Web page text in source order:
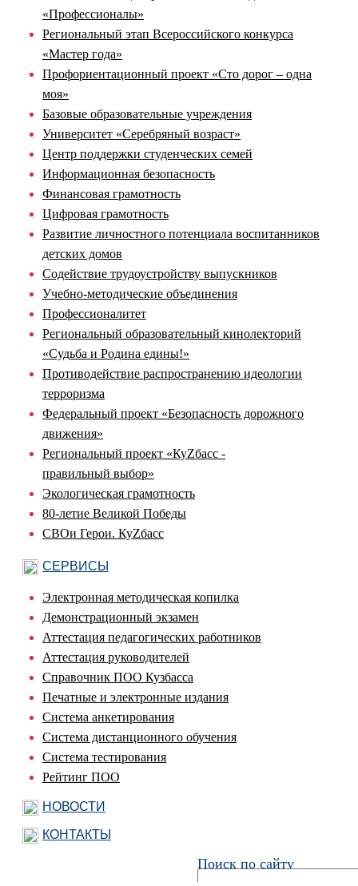
Поиск по сайту
«Профессионалы»
Региональный этап Всероссийского конкурса
«Мастер года»
Профориентационный проект «Сто дорог – одна
моя»
Базовые образовательные учреждения
Университет «Серебряный возраст»
Центр поддержки студенческих семей
Информационная безопасность
Финансовая грамотность
Цифровая грамотность
Развитие личностного потенциала воспитанников
детских домов
Содействие трудоустройству выпускников
Учебно-методические объединения
Профессионалитет
Региональный образовательный кинолекторий
«Судьба и Родина едины!»
Противодействие распространению идеологии
терроризма
Федеральный проект «Безопасность дорожного
движения»
Региональный проект «КуZбасс -
правильный выбор»
Экологическая грамотность
80-летие Великой Победы
СВОи Герои. КуZбасс
СЕРВИСЫ
Электронная методическая копилка
Демонстрационный экзамен
Аттестация педагогических работников
Аттестация руководителей
Справочник ПОО Кузбасса
Печатные и электронные издания
Система анкетирования
Система дистанционного обучения
Система тестирования
Рейтинг ПОО
НОВОСТИ
КОНТАКТЫ